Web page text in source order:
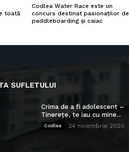
toată
Codlea Water Race este un
concurs destinat pasionaților de
paddleboarding și caiac
SUFLETULUI
Crima de a fi adolescent –
Tinerețe, te iau cu mine...
Codlea 24 noiembrie 2020